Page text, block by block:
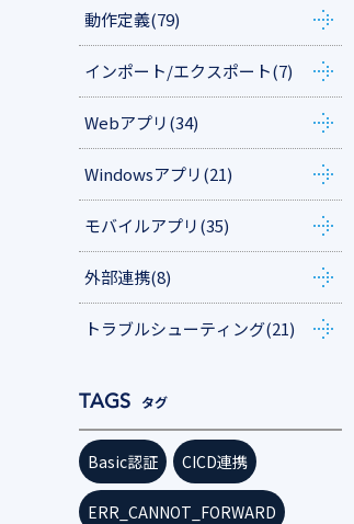
動作定義(79)
インポート/エクスポート(7)
Webアプリ(34)
Windowsアプリ(21)
モバイルアプリ(35)
外部連携(8)
トラブルシューティング(21)
タグ
Basic認証 CICD連携
ERR_CANNOT_FORWARD